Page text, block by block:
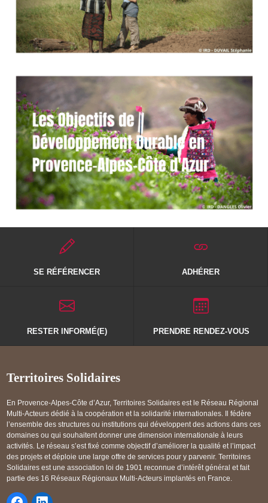
SE RÉFÉRENCER ADHÉRER
RESTER INFORMÉ(E) PRENDRE RENDEZ-VOUS
Territoires Solidaires
En Provence-Alpes-Côte d’Azur, Territoires Solidaires est le Réseau Régional
Multi-Acteurs dédié à la coopération et la solidarité internationales. Il fédère
l’ensemble des structures ou institutions qui développent des actions dans ces
domaines ou qui souhaitent donner une dimension internationale à leurs
activités. Le réseau s’est fixé comme objectif d’améliorer la qualité et l’impact
des projets et déploie une large offre de services pour y parvenir. Territoires
Solidaires est une association loi de 1901 reconnue d’intérêt général et fait
partie des 16 Réseaux Régionaux Multi-Acteurs implantés en France.